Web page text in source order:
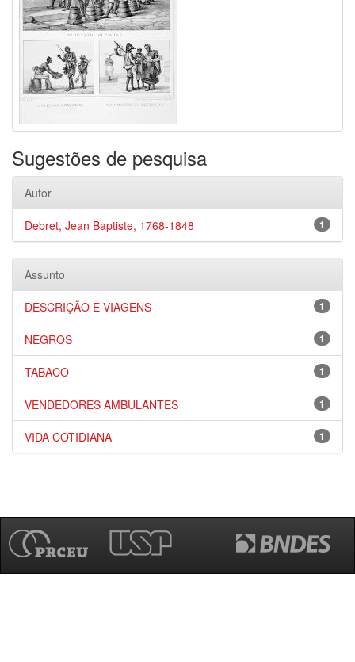
Sugestões de pesquisa
Autor
1
Debret, Jean Baptiste, 1768-1848
Assunto
1
DESCRIÇÃO E VIAGENS
1
NEGROS
1
TABACO
1
VENDEDORES AMBULANTES
1
VIDA COTIDIANA